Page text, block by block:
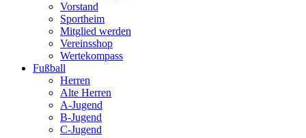
Vorstand
Sportheim
Mitglied werden
Vereinsshop
Wertekompass
Fußball
Herren
Alte Herren
A-Jugend
B-Jugend
C-Jugend